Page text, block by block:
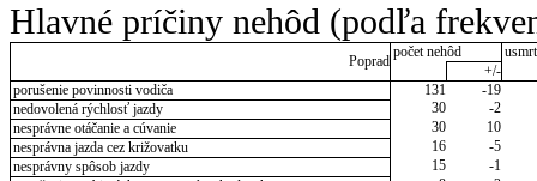
Hlavné príčiny nehôd (podľa
Poprad
počet nehôd
+/-
porušenie povinnosti vodiča
131
-19
nedovolená rýchlosť jazdy
30
-2
nesprávne otáčanie a cúvanie
30
10
nesprávna jazda cez križovatku
16
-5
nesprávny spôsob jazdy
15
-1